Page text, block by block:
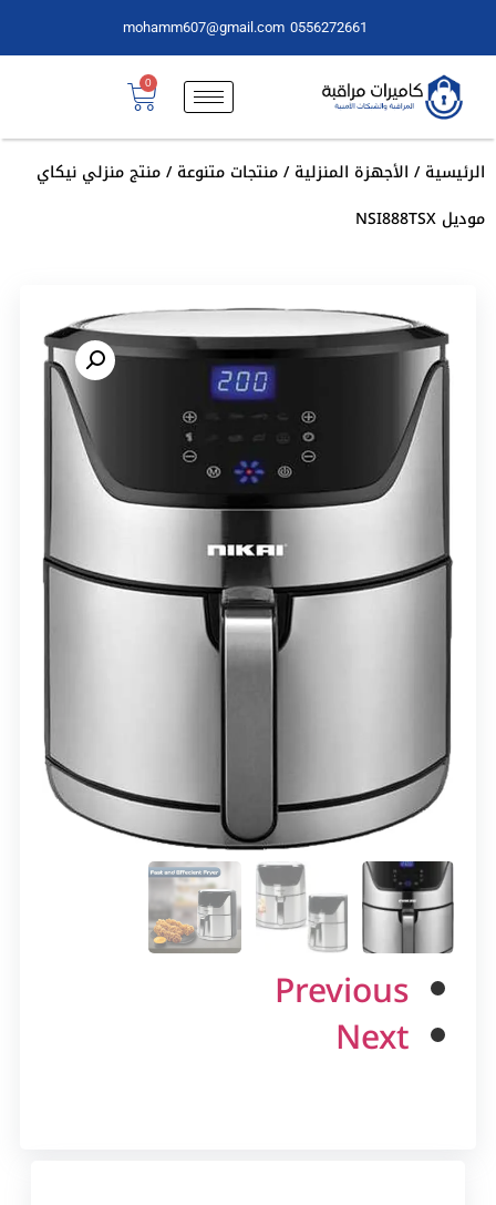
0556272661
mohamm607@gmail.com
0
الرئيسية/ الأجهزة المنزلية/منتجات متنوعة/ منتج منزلي نيكاي
موديل NSI888TSX
Previous
Next